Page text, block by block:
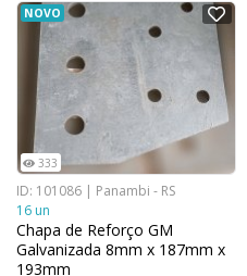
NOVO
333
ID: 101086 | Panambi - RS
16 un
Chapa de Reforço GM
Galvanizada 8mm x 187mm x
193mm